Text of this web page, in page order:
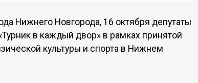
Нижнего Новгорода, 16 октября депутаты
в каждый двор» в рамках принятой
культуры и спорта в Нижнем